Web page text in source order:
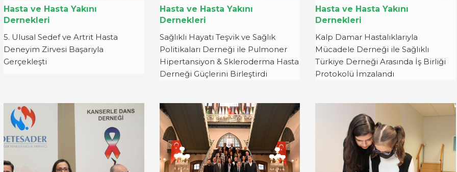
Hasta ve Hasta Yakını
Dernekleri
5. Ulusal Sedef ve Artrit Hasta
Deneyim Zirvesi Başarıyla
Gerçekleşti
Hasta ve Hasta Yakını
Dernekleri
Sağlıklı Hayatı Teşvik ve Sağlık
Politikaları Derneği ile Pulmoner
Hipertansiyon & Skleroderma Hasta
Derneği Güçlerini Birleştirdi
Hasta ve Hasta Yakını
Dernekleri
Kalp Damar Hastalıklarıyla
Mücadele Derneği ile Sağlıklı
Türkiye Derneği Arasında İş Birliği
Protokolü İmzalandı